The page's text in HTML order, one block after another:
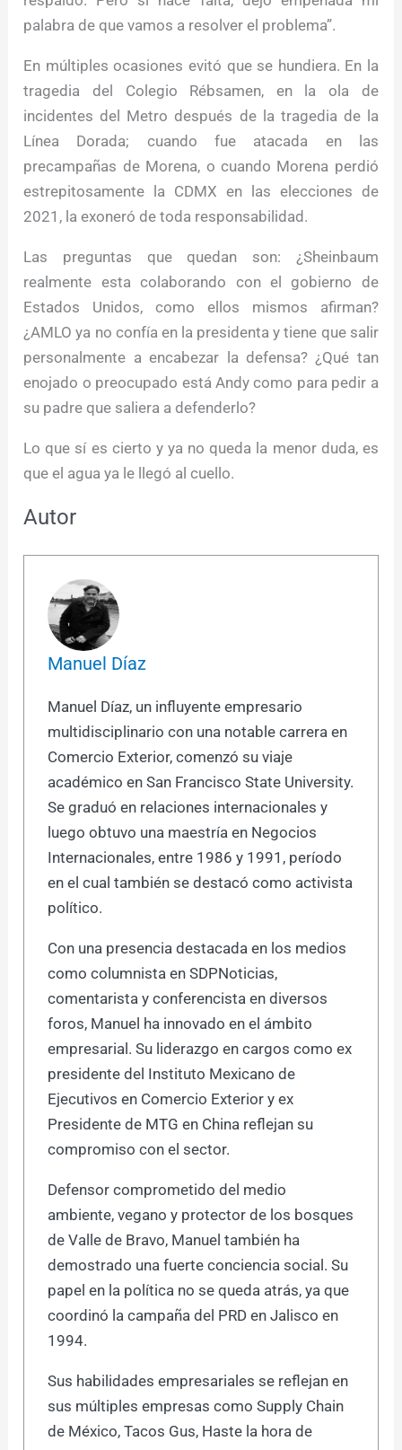
palabra de que vamos a resolver el problema”.
En múltiples ocasiones evitó que se hundiera. En la
tragedia del Colegio Rébsamen, en la ola de
incidentes del Metro después de la tragedia de la
Línea Dorada; cuando fue atacada en las
precampañas de Morena, o cuando Morena perdió
estrepitosamente la CDMX en las elecciones de
2021, la exoneró de toda responsabilidad.
Las preguntas que quedan son: ¿Sheinbaum
realmente esta colaborando con el gobierno de
Estados Unidos, como ellos mismos afirman?
¿AMLO ya no confía en la presidenta y tiene que salir
personalmente a encabezar la defensa? ¿Qué tan
enojado o preocupado está Andy como para pedir a
su padre que saliera a defenderlo?
Lo que sí es cierto y ya no queda la menor duda, es
que el agua ya le llegó al cuello.
Autor
Manuel Díaz
Manuel Díaz, un influyente empresario
multidisciplinario con una notable carrera en
Comercio Exterior, comenzó su viaje
académico en San Francisco State University.
Se graduó en relaciones internacionales y
luego obtuvo una maestría en Negocios
Internacionales, entre 1986 y 1991, período
en el cual también se destacó como activista
político.
Con una presencia destacada en los medios
como columnista en SDPNoticias,
comentarista y conferencista en diversos
foros, Manuel ha innovado en el ámbito
empresarial. Su liderazgo en cargos como ex
presidente del Instituto Mexicano de
Ejecutivos en Comercio Exterior y ex
Presidente de MTG en China reflejan su
compromiso con el sector.
Defensor comprometido del medio
ambiente, vegano y protector de los bosques
de Valle de Bravo, Manuel también ha
demostrado una fuerte conciencia social. Su
papel en la política no se queda atrás, ya que
coordinó la campaña del PRD en Jalisco en
1994.
Sus habilidades empresariales se reflejan en
sus múltiples empresas como Supply Chain
de México, Tacos Gus, Haste la hora de